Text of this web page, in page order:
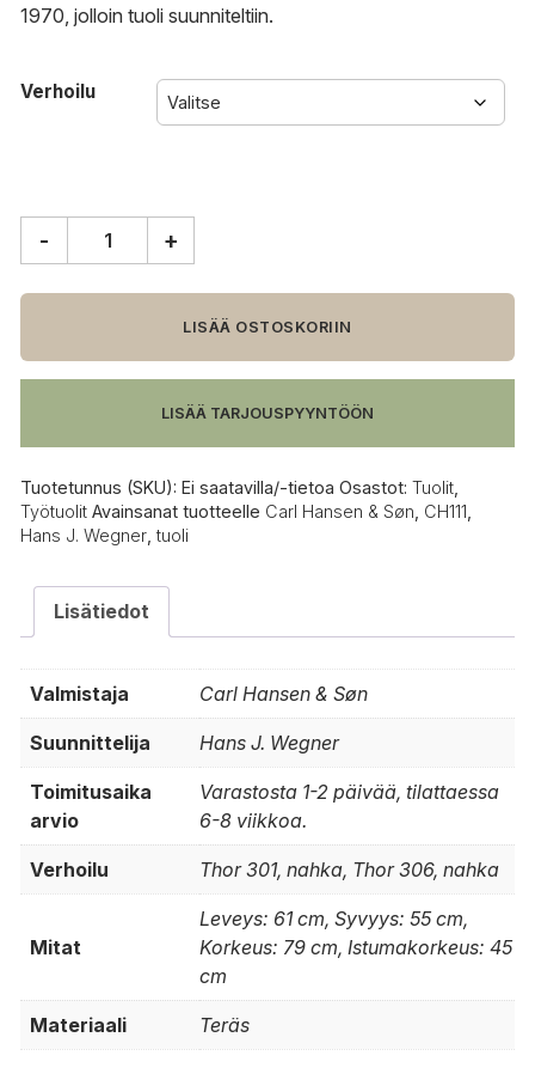
1970, jolloin tuoli suunniteltiin.
Verhoilu
&
CH111
tuoli
- +
LISÄÄ OSTOSKORIIN
LISÄÄ TARJOUSPYYNTÖÖN
Tuotetunnus (SKU): Ei saatavilla/-tietoa Osastot: Tuolit
Työtuolit Avainsanat tuotteelle Carl Hansen & Søn CH111
Hans J. Wegner ,tuoli
Lisätiedot
Valmistaja Carl Hansen & Søn
Suunnittelija Hans J. Wegner
Toimitusaika
arvio
Varastosta 1-2 päivää, tilattaessa
6-8 viikkoa.
Verhoilu Thor 301, nahka, Thor 306, nahka
Mitat
Leveys: 61 cm, Syvyys: 55 cm,
Korkeus: 79 cm, Istumakorkeus: 45
cm
Materiaali Teräs